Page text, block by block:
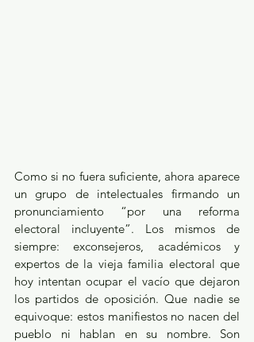
Como si no fuera suficiente, ahora aparece
un grupo de intelectuales firmando un
pronunciamiento “por una reforma
electoral incluyente”. Los mismos de
siempre: exconsejeros, académicos y
expertos de la vieja familia electoral que
hoy intentan ocupar el vacío que dejaron
los partidos de oposición. Que nadie se
equivoque: estos manifiestos no nacen del
pueblo ni hablan en su nombre. Son